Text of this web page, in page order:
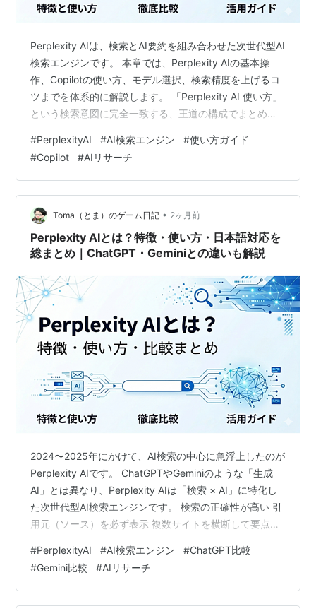
Perplexity AIは、検索とAI要約を組み合わせた次世代型AI
検索エンジンです。 本章では、Perplexity AIの基本操
作、Copilotの使い方、モデル選択、検索精度を上げるコ
ツまでを体系的に解説します。 「Perplexity AI 使い方」
という検索意図に完全一致する、王道の構成でまとめて
（UI）の見方 通常検索の使い方 Copilotの使い方と活用
例 モデル選択（GPT-4o / Claude 3.5 / Perplexity）の違
い 検索精度を上げるコツ ブログ運営での実践的な使い方
この記事でわかるこ…
#PerplexityAI #AI検索エンジン #使い方ガイド
#Copilot #AIリサーチ
Toma（とま）のゲーム日記 • 2ヶ月前
Perplexity AIとは？特徴・使い方・日本語対応を
総まとめ｜ChatGPT・Geminiとの違いも解説
2024〜2025年にかけて、AI検索の中心に急浮上したのが
Perplexity AIです。 ChatGPTやGeminiのような「生成
AI」とは異なり、Perplexity AIは「検索 × AI」に特化し
た次世代型AI検索エンジンです。 検索の正確性が高い 引
用元（ソース）を必ず表示 複数サイトを横断して要点を
特に、ブログ運営・調査・SEO分析を行う人にとって、
Perplexity AIは作業効率を劇的に上げる「調査専用AI」
と言えます。 この記事でわかること Perplexity AIとは何
か（概要） ChatGPT・Geminiとの…
#PerplexityAI #AI検索エンジン #ChatGPT比較
#Gemini比較 #AIリサーチ